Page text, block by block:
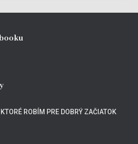
ROBÍM PRE DOBRÝ ZAČIATOK